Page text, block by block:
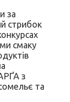
за
стрибок
смаку
з
та